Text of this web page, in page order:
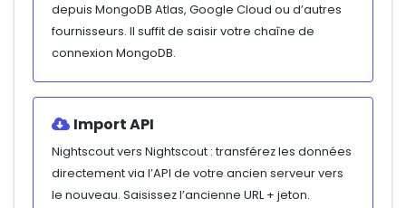
depuis MongoDB Atlas, Google Cloud ou d’autres
fournisseurs. Il suffit de saisir votre chaîne de
connexion MongoDB.
Import API
Nightscout vers Nightscout : transférez les données
directement via l’API de votre ancien serveur vers
le nouveau. Saisissez l’ancienne URL + jeton.